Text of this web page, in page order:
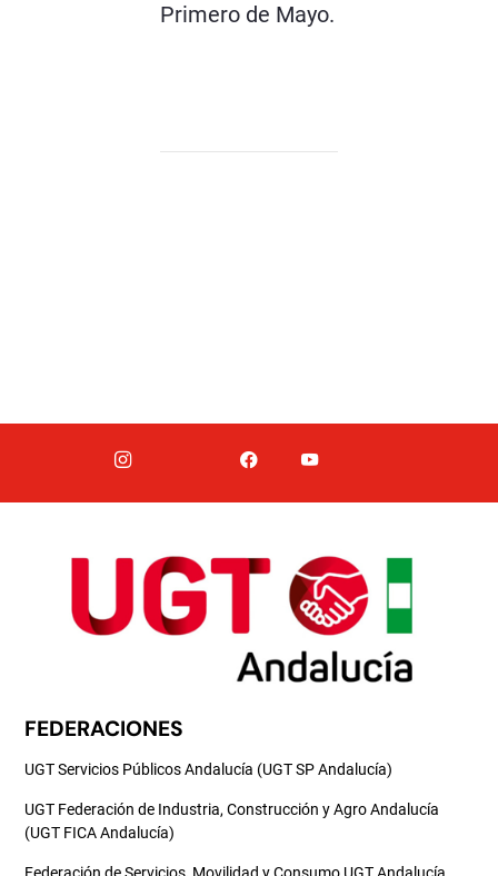
Primero de Mayo.
FEDERACIONES
UGT Servicios Públicos Andalucía (UGT SP Andalucía)
UGT Federación de Industria, Construcción y Agro Andalucía
(UGT FICA Andalucía)